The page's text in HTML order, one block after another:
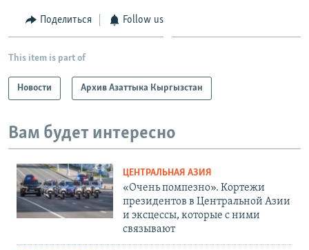
Поделиться Follow us
This item is part of
Новости Архив Азаттыка Кыргызстан
Вам будет интересно
ЦЕНТРАЛЬНАЯ АЗИЯ
«Очень помпезно». Кортежи
президентов в Центральной Азии
и эксцессы, которые с ними
связывают